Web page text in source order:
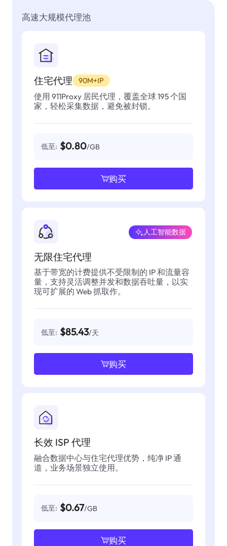
高速大规模代理池
住宅代理 90M+IP
使用 911Proxy 居民代理，覆盖全球 195 个国
家，轻松采集数据，避免被封锁。
低至: $0.80/GB
购买
无限住宅代理
人工智能数据
基于带宽的计费提供不受限制的 IP 和流量容
量，支持灵活调整并发和数据吞吐量，以实
现可扩展的 Web 抓取作。
低至: $85.43/天
购买
长效 ISP 代理
融合数据中心与住宅代理优势，纯净 IP 通
道，业务场景独立使用。
低至: $0.67/GB
购买